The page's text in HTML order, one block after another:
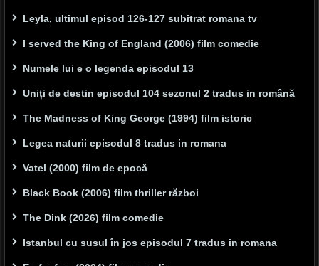
Leyla, ultimul episod 126-127 subitrat romana tv
I served the King of England (2006) film comedie
Numele lui e o legenda episodul 13
Uniți de destin episodul 104 sezonul 2 tradus in română
The Madness of King George (1994) film istoric
Legea naturii episodul 8 tradus in romana
Vatel (2000) film de epocă
Black Book (2006) film thriller război
The Dink (2026) film comedie
Istanbul cu susul în jos episodul 7 tradus in romana